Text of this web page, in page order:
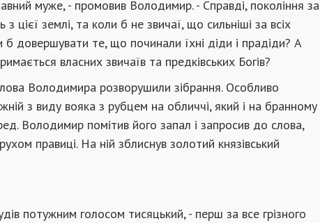
муже, - промо­вив Володимир. - Справді, покоління за
цієї землі, та коли б не звичаї, що сильніші за всіх
б довершувати те, що починали їхні діди і прадіди? А
власних звичаїв та предківських Богів?
Володимира розворушили зібрання. Особливо
з виду вояка з рубцем на обличчі, який і на бранному
Володимир помітив його запал і запросив до слова,
правиці. На ній зблиснув золотий князівський
потужним голо­сом тисяцький, - перш за все грізного